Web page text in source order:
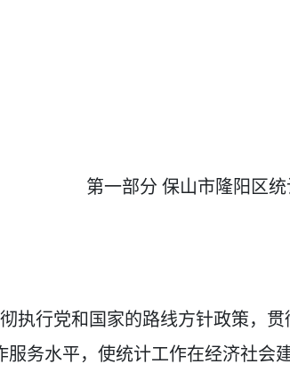
第一部分 保山市隆阳区
执行党和国家的路线方针政策，
务水平，使统计工作在经济社会